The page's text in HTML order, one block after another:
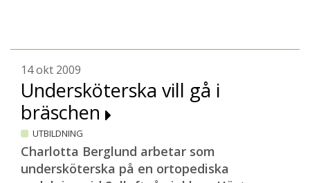
14 okt 2009
Undersköterska vill gå i
bräschen
UTBILDNING
Charlotta Berglund arbetar som
undersköterska på en ortopediska